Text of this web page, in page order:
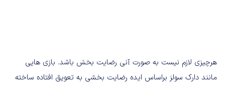
هرچیزی لازم نیست به صورت آنی رضایت بخش باشد. بازی هایی
مانند دارک سولز براساس ایده رضایت بخشی به تعویق افتاده ساخته